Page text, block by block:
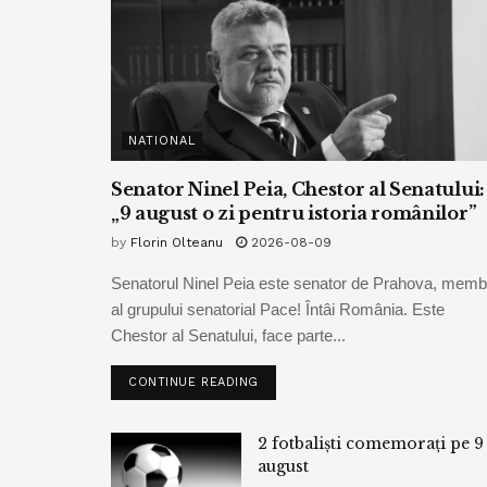
NATIONAL
Senator Ninel Peia, Chestor al Senatului:
„9 august o zi pentru istoria românilor”
by Florin Olteanu 2026-08-09
Senatorul Ninel Peia este senator de Prahova,
al grupului senatorial Pace! Întâi România. Este
Chestor al Senatului, face parte...
CONTINUE READING
2 fotbaliști comemorați pe 9
august